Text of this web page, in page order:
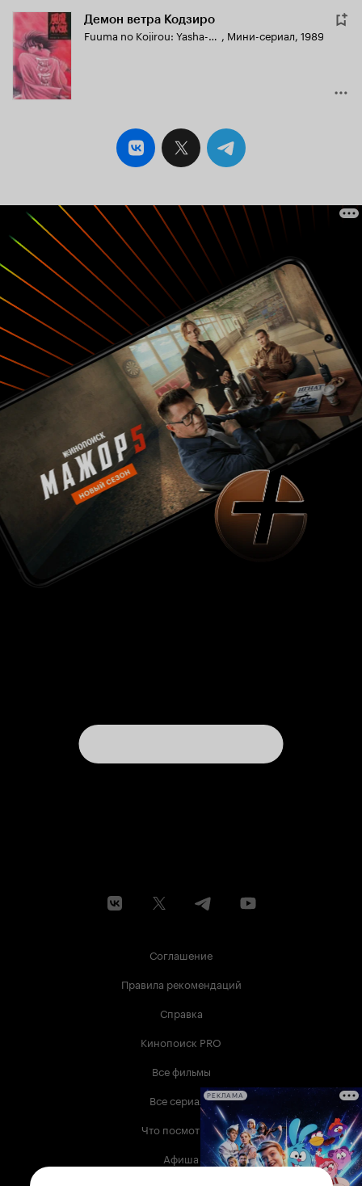
Демон ветра Кодзиро
Fuuma no Kojirou: Yasha-hen , Мини-сериал, 1989
Соглашение
Правила рекомендаций
Справка
Кинопоиск PRO
Все фильмы
Все сериалы
Что посмотреть
Афиша
РЕКЛАМА